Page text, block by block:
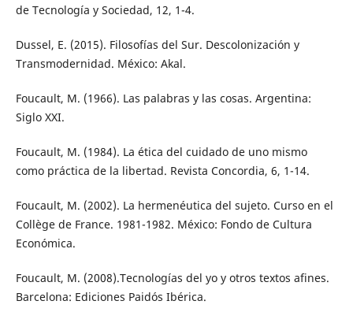
de Tecnología y Sociedad, 12, 1-4.
Dussel, E. (2015). Filosofías del Sur. Descolonización y
Transmodernidad. México: Akal.
Foucault, M. (1966). Las palabras y las cosas. Argentina:
Siglo XXI.
Foucault, M. (1984). La ética del cuidado de uno mismo
como práctica de la libertad. Revista Concordia, 6, 1-14.
Foucault, M. (2002). La hermenéutica del sujeto. Curso en el
Collège de France. 1981-1982. México: Fondo de Cultura
Económica.
Foucault, M. (2008).Tecnologías del yo y otros textos afines.
Barcelona: Ediciones Paidós Ibérica.